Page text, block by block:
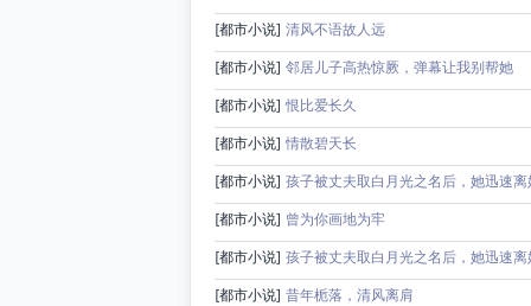
[都市小说] 清风不语故人远
[都市小说] 邻居儿子高热惊厥，弹幕让我别帮她
[都市小说] 恨比爱长久
[都市小说] 情散碧天长
[都市小说] 孩子被丈夫取白月光之名后，她迅速离
[都市小说] 曾为你画地为牢
[都市小说] 孩子被丈夫取白月光之名后，她迅速离
[都市小说] 昔年栀落，清风离肩